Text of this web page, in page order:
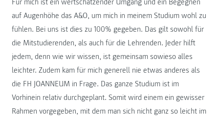
Für mich ist ein wertschätzender Umgang und ein Begegnen
auf Augenhöhe das A&O, um mich in meinem Studium wohl zu
fühlen. Bei uns ist dies zu 100% gegeben. Das gilt sowohl für
die Mitstudierenden, als auch für die Lehrenden. Jeder hilft
jedem, denn wie wir wissen, ist gemeinsam sowieso alles
leichter. Zudem kam für mich generell nie etwas anderes als
die FH JOANNEUM in Frage. Das ganze Studium ist im
Vorhinein relativ durchgeplant. Somit wird einem ein gewisser
Rahmen vorgegeben, mit dem man sich nicht ganz so leicht im